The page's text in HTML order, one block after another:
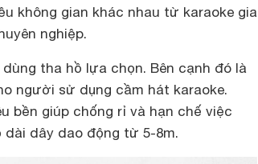
không gian khác nhau từ karaoke gia
nghiệp.
tha hồ lựa chọn. Bên cạnh đó là
người sử dụng cầm hát karaoke.
bền giúp chống rỉ và hạn chế việc
dây dao động từ 5-8m.